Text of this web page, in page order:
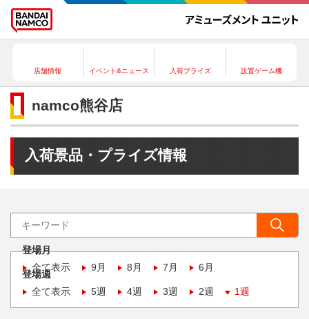
店舗情報 イベント&ニュース 入荷プライズ 設置ゲーム機
namco熊谷店
入荷景品・プライズ情報
登場月
全て表示
9月 8月 7月 6月
登場週
全て表示
5週 4週 3週 2週 1週